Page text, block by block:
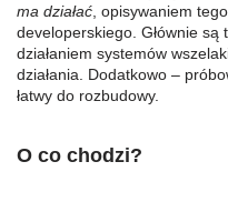
ma działać , opisywaniem
developerskiego. Głównie są
działaniem systemów
działania. Dodatkowo –
łatwy do rozbudowy.
O co chodzi?